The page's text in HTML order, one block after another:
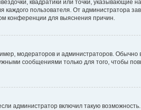
квадратики или точки, указывающие на
пользователя. От администратора
конференции для выяснения причин.
модераторов и администраторов. Обычно
сообщениями только для того, чтобы
администратор включил такую